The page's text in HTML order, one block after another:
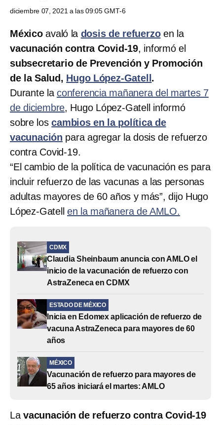
diciembre 07, 2021 a las 09:05 GMT-6
Méxicoavaló la dosis de refuerzoen la
vacunación contra Covid-19, informó el
subsecretario de Prevención y Promoción
de la Salud, Hugo López-Gatell .
Durante laconferencia mañanera del martes 7
de diciembre, Hugo López-Gatell informó
sobre loscambios en la política de
vacunación para agregar la dosis de refuerzo
contra Covid-19.
“El cambio de la política de vacunación es para
incluir refuerzo de las vacunas a las personas
adultas mayores de 60 años y más”, dijo Hugo
López-Gatellen la mañanera de AMLO.
CDMX
Claudia Sheinbaum anuncia con AMLO el
inicio de la vacunación de refuerzo con
AstraZeneca en CDMX
ESTADO DE MÉXICO
Inicia en Edomex aplicación de refuerzo de
vacuna AstraZeneca para mayores de 60
años
MÉXICO
Vacunación de refuerzo para mayores de
65 años iniciará el martes: AMLO
La vacunación de refuerzo contra Covid-19